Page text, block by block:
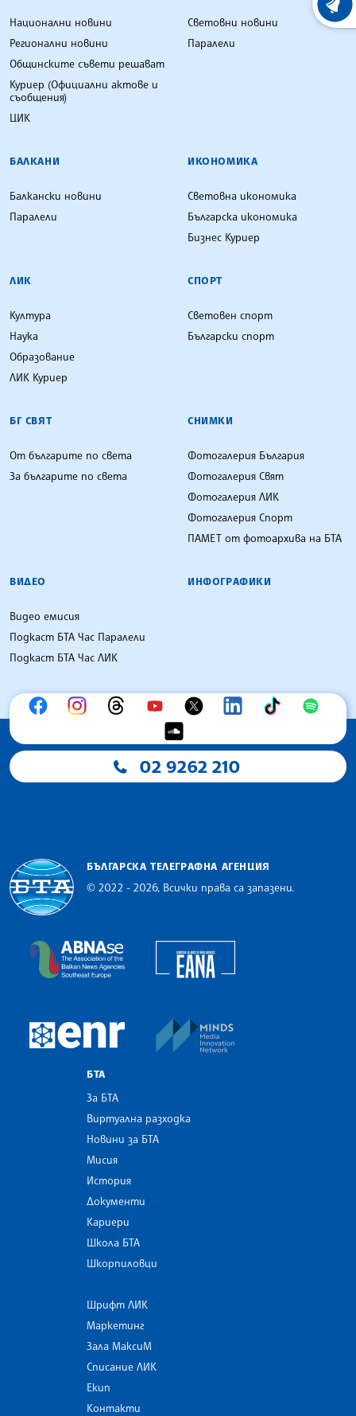
Национални новини
Регионални новини
Общинските съвети решават
Куриер (Официални актове и
съобщения)
ЦИК
Световни новини
Паралели
БАЛКАНИ
Балкански новини
Паралели
ИКОНОМИКА
Световна икономика
Българска икономика
Бизнес Куриер
ЛИК
Култура
Наука
Образование
ЛИК Куриер
СПОРТ
Световен спорт
Български спорт
БГ СВЯТ
От българите по света
За българите по света
СНИМКИ
Фотогалерия България
Фотогалерия Свят
Фотогалерия ЛИК
Фотогалерия Спорт
ПАМЕТ от фотоархива на БТА
ВИДЕО
Видео емисия
Подкаст БТА Час Паралели
Подкаст БТА Час ЛИК
ИНФОГРАФИКИ
02 9262 210
БЪЛГАРСКА ТЕЛЕГРАФНА АГЕНЦИЯ
© 2022 - 2026, Всички права са запазени.
The Assocoation of the Balkan News Agencies
European Newsroom
БТА
За БТА
Виртуална разходка
Новини за БТА
Мисия
История
Документи
Кариери
Школа БТА
Шкорпиловци
Шрифт ЛИК
Маркетинг
Зала МаксиМ
Списание ЛИК
Екип
Контакти